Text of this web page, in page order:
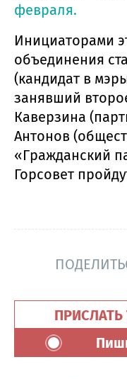
февраля.
Инициаторами
объединения
(кандидат в
занявший
Каверзина
Антонов
«Гражданский
Горсовет